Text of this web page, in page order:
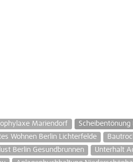
Mariendorf
Scheibentönung
Wohnen Berlin Lichterfelde
Berlin Gesundbrunnen
Unterhalt